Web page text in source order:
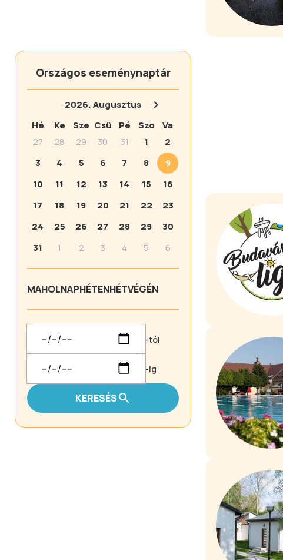
Országos eseménynaptár
2026.Augusztus
Hé
Ke Sze Csü Pé Szo
Va
27
28 29 30 31 1
2
3
4 5 6 7 8
9
10
11 12 13 14 15
16
17
18 19 20 21 22
23
24
25 26 27 28 29
30
31
1 2 3 4 5 6
MAHOLNAPHÉTENHÉTVÉGÉN
-tól
-ig
KERESÉS